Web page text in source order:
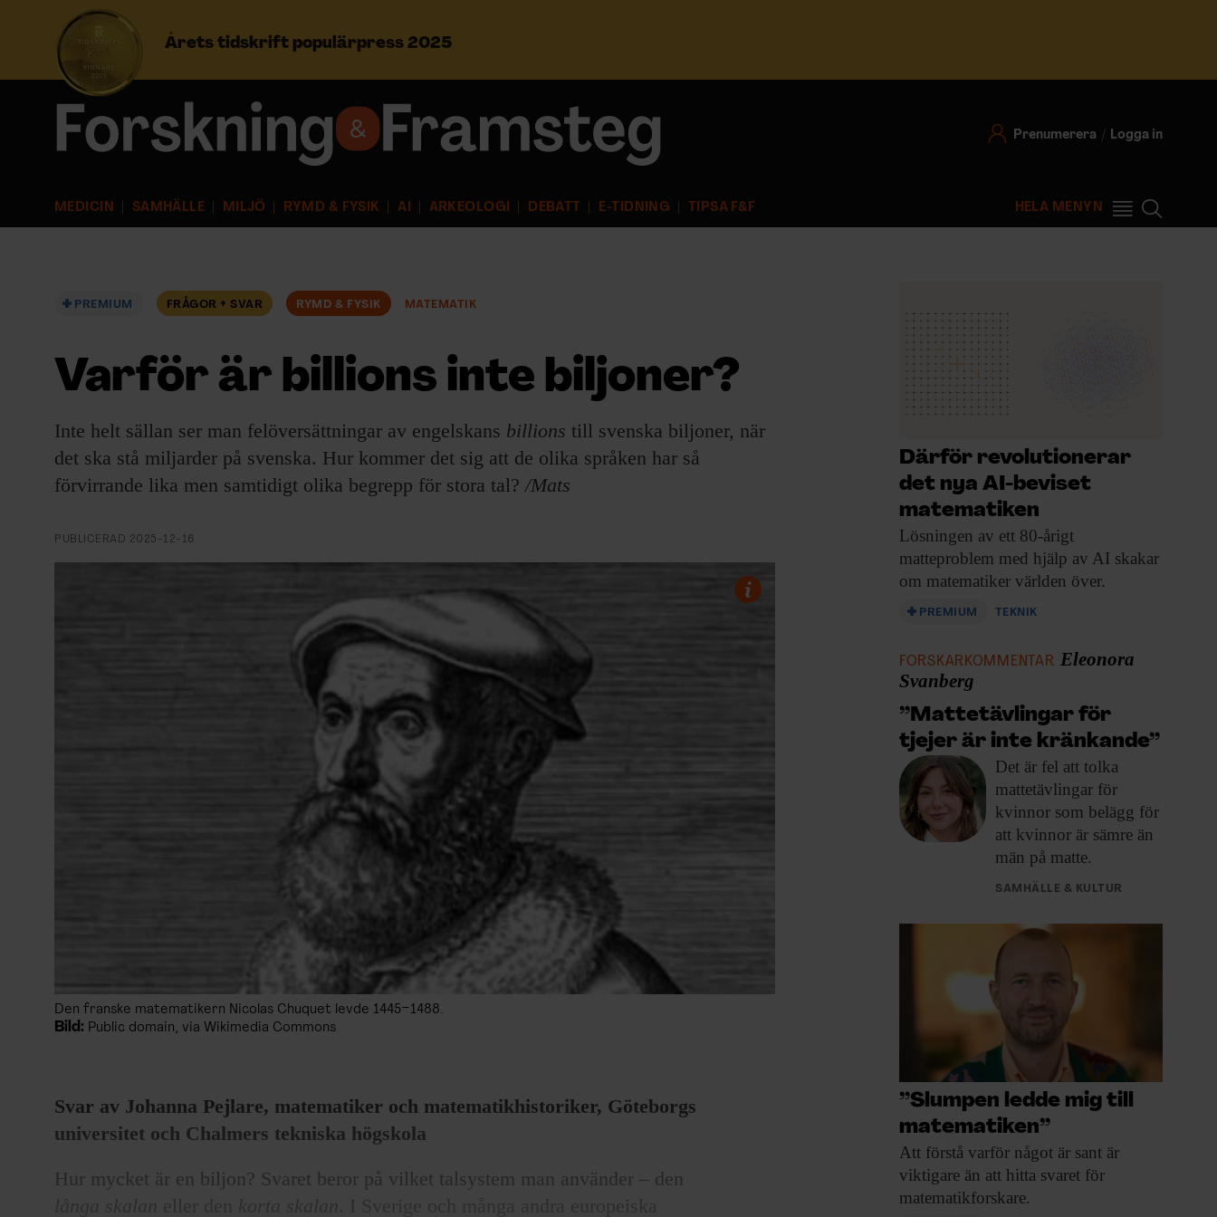
Årets tidskrift populärpress 2025
Prenumerera Logga in
MEDICIN SAMHÄLLE MILJÖ RYMD & FYSIK AI ARKEOLOGI DEBATT E-TIDNING TIPSA F&F HELA MENYN
r
Prenumerera
NYHETSBREV
ARKIV & E-TIDNING
LYSSNA/PODD
EVENEMANG & RESOR
SHOP
SKRIV I F&F
PRENUMERERA PÅ F&F
PREMIUM FRÅGOR + SVAR RYMD & FYSIK MATEMATIK
Varför är billions inte biljoner?
Inte helt sällan ser man felöversättningar av engelskans billions till svenska biljoner, när
det ska stå miljarder på svenska. Hur kommer det sig att de olika språken har så
förvirrande lika men samtidigt olika begrepp för stora tal? /Mats
PUBLICERAD 2025-12-16
Den franske matematikern Nicolas Chuquet levde 1445–1488.
Bild: Public domain, via Wikimedia Commons
Svar av Johanna Pejlare, matematiker och matematikhistoriker, Göteborgs
universitet och Chalmers tekniska högskola
Hur mycket är en biljon? Svaret beror på vilket talsystem man använder – den
Därför revolutionerar
det nya AI-beviset
matematiken
Lösningen av ett 80-årigt
matteproblem med hjälp av AI skakar
om matematiker världen över.
PREMIUM TEKNIK
FORSKARKOMMENTAR Eleonora
Svanberg
”Mattetävlingar för
tjejer är inte kränkande”
Det är fel att tolka
mattetävlingar för
kvinnor som belägg för
att kvinnor är sämre än
män på matte.
SAMHÄLLE & KULTUR
”Slumpen ledde mig till
matematiken”
Att förstå varför något är sant är
viktigare än att hitta svaret för
matematikforskare.